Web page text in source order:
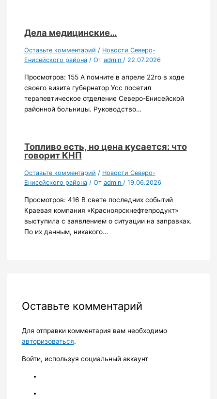
Дела медицинские…
Оставьте комментарий / Новости Северо-
Енисейского района/ От admin / 22.07.2026
Просмотров: 155 А помните в апреле 22го в ходе
своего визита губернатор Усс посетил
терапевтическое отделение Северо-Енисейской
районной больницы. Руководство…
Топливо есть, но цена кусается: что
говорит КНП
Оставьте комментарий / Новости Северо-
Енисейского района/ От admin / 19.06.2026
Просмотров: 416 В свете последних событий
Краевая компания «Красноярскнефтепродукт»
выступила с заявлением о ситуации на заправках.
По их данным, никакого…
Оставьте комментарий
Для отправки комментария вам необходимо
авторизоваться.
Войти, используя социальный аккаунт